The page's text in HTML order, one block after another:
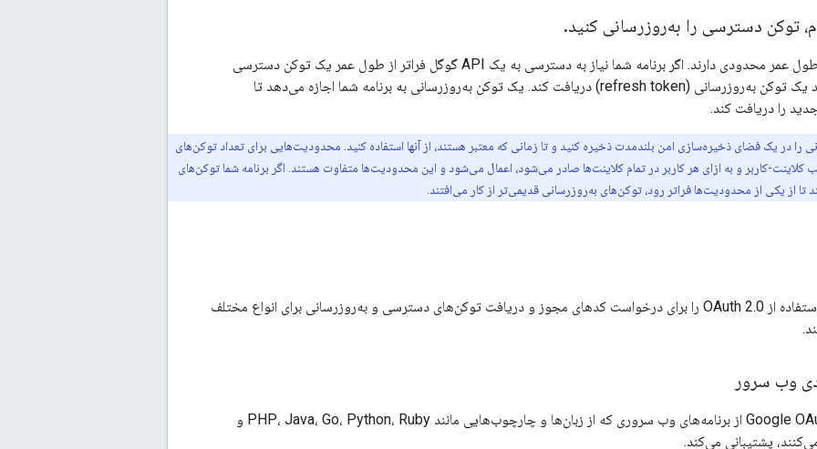
توکن دسترسی را به‌روزرسانی کنید.
توکن‌های دسترسی طول عمر محدودی دارند. اگر برنامه شما نیاز به دسترسی به یک API گوگل فراتر از طول عمر یک توکن دسترسی
داشته باشد، می‌تواند یک توکن به‌روزرسانی (refresh token) دریافت کند. یک توکن به‌روزرسانی به برنامه شما اجازه می‌دهد تا
را دریافت کند.
را در یک فضای ذخیره‌سازی امن بلندمدت ذخیره کنید و تا زمانی که معتبر هستند، از آنها استفاده کنید. محدودیت‌هایی برای تعداد توکن‌های
کلاینت-کاربر و به ازای هر کاربر در تمام کلاینت‌ها صادر می‌شود، اعمال می‌شود و این محدودیت‌ها متفاوت هستند. اگر برنامه شما توکن‌های
از یکی از محدودیت‌ها فراتر رود، توکن‌های به‌روزرسانی قدیمی‌تر از کار می‌افتند.
این سناریوها نحوه استفاده از OAuth 2.0 را برای درخواست کدهای مجوز و دریافت توکن‌های دسترسی و به‌روزرسانی برای انواع مختلف
وب سرور
نقطه پایانی Google OAuth 2.0 از برنامه‌های وب سروری که از زبان‌ها و چارچوب‌هایی مانند PHP، Java، Go، Python، Ruby و